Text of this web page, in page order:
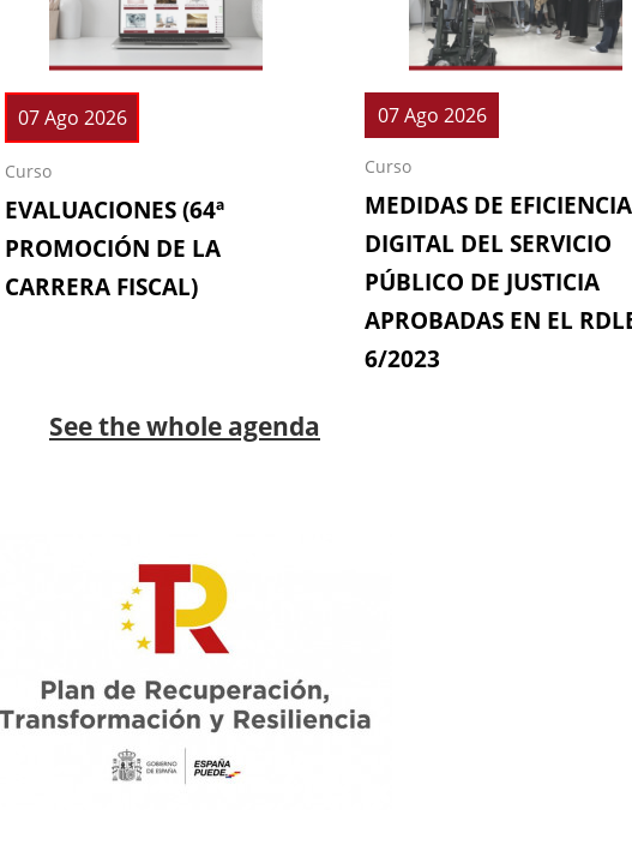
07 Ago 2026
Curso
EVALUACIONES (64ª
PROMOCIÓN DE LA
CARRERA FISCAL)
07 Ago 2026
Curso
MEDIDAS DE EFICIENCIA
DIGITAL DEL SERVICIO
PÚBLICO DE JUSTICIA
APROBADAS EN EL
6/2023
See the whole agenda